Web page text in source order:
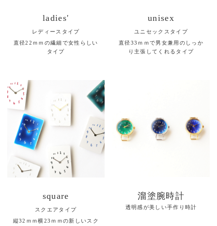
ladies'
レディースタイプ
直径22ｍｍの繊細で女性らしい
タイプ
unisex
ユニセックスタイプ
直径33ｍｍで男女兼用のしっか
り主張してくれるタイプ
square
スクエアタイプ
縦32ｍｍ横23ｍｍの新しいスク
溜塗腕時計
透明感が美しい手作り時計